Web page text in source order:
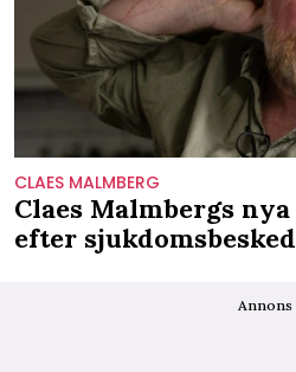
CLAES MALMBERG
Claes Malmbergs
efter
Annons